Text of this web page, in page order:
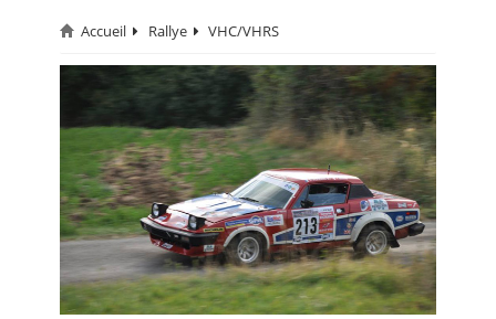
CIRCUIT
RALLYE
MONTAGNE
EVÈNEMENTS
CALENDRIER
FOCUS
Accueil Rallye VHC/VHRS